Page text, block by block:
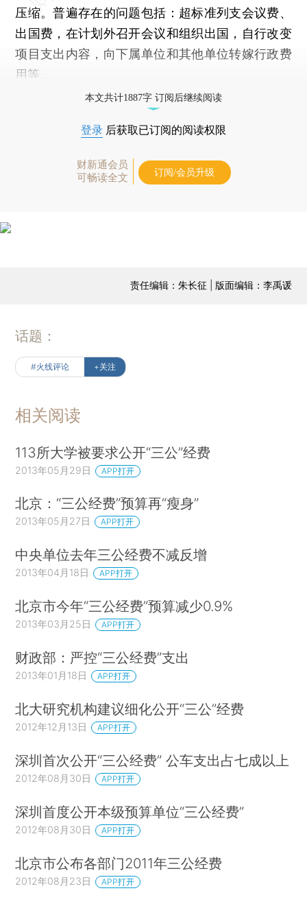
压缩。普遍存在的问题包括：超标准列支会议费、
出国费，在计划外召开会议和组织出国，自行改变
项目支出内容，向下属单位和其他单位转嫁行政费
用等。
本文共计1887字 订阅后继续阅读
登录 后获取已订阅的阅读权限
财新通会员
可畅读全文
订阅/会员升级
责任编辑：朱长征 | 版面编辑：李禹谖
话题：
#火线评论 +关注
相关阅读
113所大学被要求公开“三公”经费
2013年05月29日 APP打开
北京：“三公经费”预算再“瘦身”
2013年05月27日 APP打开
中央单位去年三公经费不减反增
2013年04月18日 APP打开
北京市今年“三公经费”预算减少0.9%
2013年03月25日 APP打开
财政部：严控“三公经费”支出
2013年01月18日 APP打开
北大研究机构建议细化公开“三公”经费
2012年12月13日 APP打开
深圳首次公开“三公经费” 公车支出占七成以上
2012年08月30日 APP打开
深圳首度公开本级预算单位“三公经费”
2012年08月30日 APP打开
北京市公布各部门2011年三公经费
2012年08月23日 APP打开